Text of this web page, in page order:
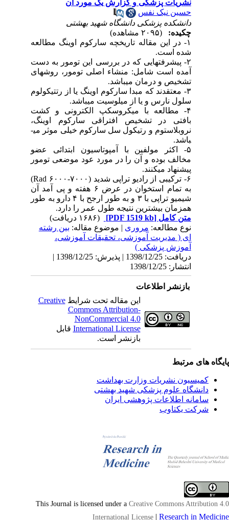
نشریات پزشکی و گزارش یک مورد آن
حسین نیک نفس
دانشکده پزشکی دانشگاه شهید بهشتی
چکیده:
۱- در این مقاله تاریخچه سارکوم اوینگ مطالعه
شده است.
۲- پیشرفت­هایی که در بررسی این تومور به دست
آمده است شامل: منشاء اصلی تومور، روش­های
تشخیص و درمان می­باشد.
۳- معتقدند که مبدا سارکوم اوینگ یا از رتتیکولوم
سلول نارس و یا از میلوسیت می­باشد.
۴- مطالعه با میکروسکپ الکترونی و کشت
بافتی در تشخیص افتراقی سارکوم اوینگ،
نروبلاستوم و رتیکول سل سارکوم خیلی موثر می­
باشد.
۵- اکثر مولفین با آمپوتاسیون ابتدائی عضو
مخالف بوده و آن را در مورد عود موضعی تومور
پیشنهاد می­کنند.
۶- ترکیبی از رادیو تراپی شدید (۷۰۰۰-۶۰۰۰ Rad)
به تمام استخوان در عرض ۶ هفته و پی آمد آن
شیمیو تراپی با ۳ و به طور ارجح با ۴ دارو به طور
همزمان بیشترین نتیجه طول عمر را دارد.
متن کامل[PDF 1519 kb]
نوع مطالعه:مروری| موضوع مقاله:بین رشته
ای ( مدیریت آموزشی، تحقیقات آموزشی،
آموزش پزشکی )
دریافت: 1398/12/25 | پذیرش: 1398/12/25 |
انتشار: 1398/12/25
بازنشر اطلاعات
این مقاله تحت شرایطCreative
Commons Attribution-
NonCommercial 4.0
International Licenseقابل
بازنشر است.
های مرتبط
کمیسیون نشریات وزارت بهداشت
دانشگاه علوم پزشکی شهید بهشتی
سامانه اطلاعات پژوهشی ایران
شرکت یکتاوب
This Journal is licensed under aCreative Commons Attribution
International License|Research in